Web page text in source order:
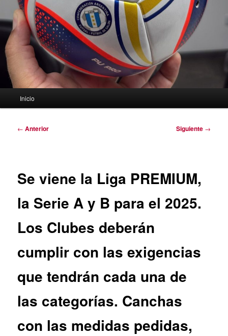
Inicio
Navegación
← Anterior Siguiente →
Se viene la Liga PREMIUM,
la Serie A y B para el 2025.
Los Clubes deberán
cumplir con las exigencias
que tendrán cada una de
las categorías. Canchas
con las medidas pedidas,